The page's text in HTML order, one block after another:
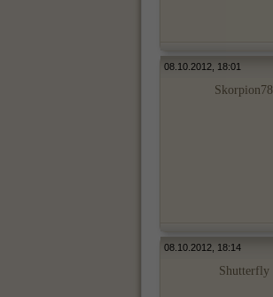
08.10.2012, 18:01
Skorpion78
08.10.2012, 18:14
Shutterfly